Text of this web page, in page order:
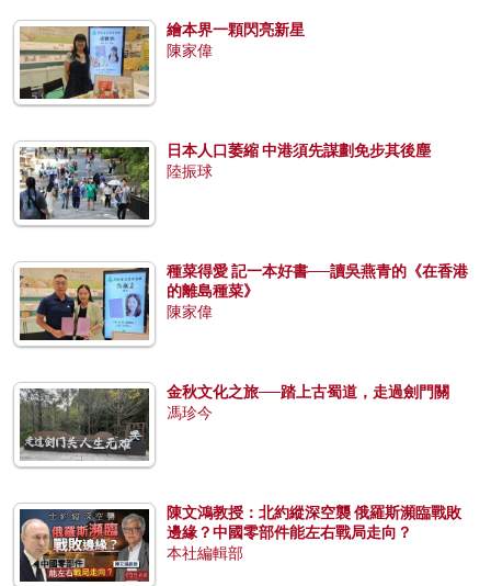
繪本界一顆閃亮新星
陳家偉
日本人口萎縮 中港須先謀劃免步其後塵
陸振球
種菜得愛 記一本好書──讀吳燕青的《在香港
的離島種菜》
陳家偉
金秋文化之旅──踏上古蜀道，走過劍門關
馮珍今
陳文鴻教授：北約縱深空襲 俄羅斯瀕臨戰敗
邊緣？中國零部件能左右戰局走向？
本社編輯部